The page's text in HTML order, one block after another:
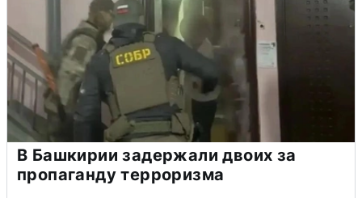
В Башкирии задержали двоих за
пропаганду терроризма